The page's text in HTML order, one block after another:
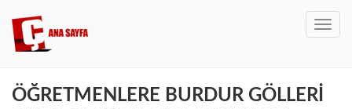
ÖĞRETMENLERE BURDUR GÖLLERİ